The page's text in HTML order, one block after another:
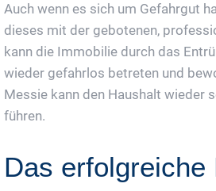
Auch wenn es sich um Gefahrgut
dieses mit der gebotenen,
kann die Immobilie durch das
wieder gefahrlos betreten und
Messie kann den Haushalt wieder
führen.
Das erfolgreiche